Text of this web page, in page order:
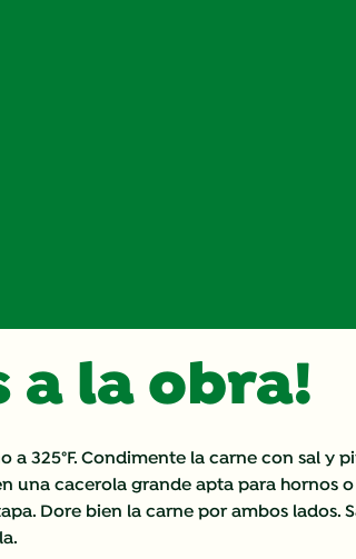
a la obra!
a 325°F. Condimente la carne con sal y
una cacerola grande apta para hornos
Dore bien la carne por ambos lados.